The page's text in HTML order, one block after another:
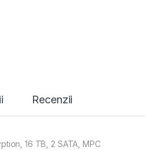
Recenzii
16 TB, 2 SATA, MPC